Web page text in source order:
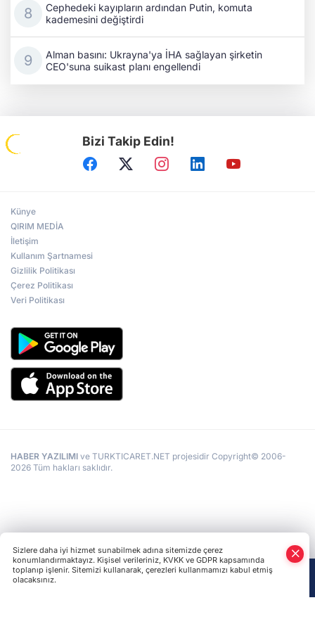
Cephedeki kayıpların ardından Putin, komuta
kademesini değiştirdi
Alman basını: Ukrayna'ya İHA sağlayan şirketin
CEO'suna suikast planı engellendi
Bizi Takip Edin!
Künye
QIRIM MEDİA
İletişim
Kullanım Şartnamesi
Gizlilik Politikası
Çerez Politikası
Veri Politikası
HABER YAZILIMI ve TURKTICARET.NET projesidir Copyright© 2006-
2026 Tüm hakları saklıdır.
Sizlere daha iyi hizmet sunabilmek adına sitemizde çerez
konumlandırmaktayız. Kişisel verileriniz, KVKK ve GDPR kapsamında
toplanıp işlenir. Sitemizi kullanarak, çerezleri kullanmamızı kabul etmiş
olacaksınız.